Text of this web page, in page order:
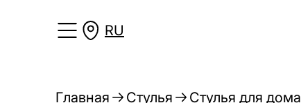
RU
Главная Стулья Стулья для дома